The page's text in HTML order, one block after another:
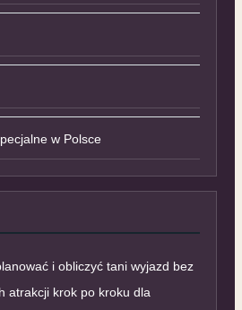
w Polsce
i obliczyć tani wyjazd bez
atrakcji krok po kroku dla